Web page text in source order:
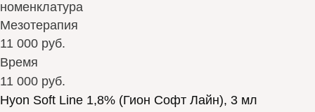
номенклатура
Мезотерапия
11 000 руб.
Время
11 000 руб.
Hyon Soft Line 1,8% (Гион Софт Лайн), 3 мл